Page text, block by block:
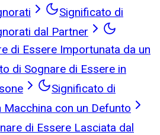
Significato di
dal Partner
di Essere Importunata da un
di Sognare di Essere in
Significato di
Macchina con un Defunto
di Essere Lasciata dal